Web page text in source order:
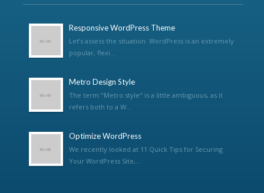
Responsive WordPress Theme
Let’s assess the situation. WordPress is an extremely
popular, flexi...
Metro Design Style
The term "Metro style" is a little ambiguous, as it
refers both to a W...
Optimize WordPress
We recently looked at 11 Quick Tips for Securing
Your WordPress Site,...